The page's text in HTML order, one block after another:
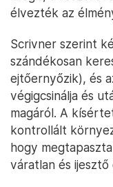
élvezték az
Scrivner szerint
szándékosan
ejtőernyőzik), és
végigcsinálja és
magáról. A
kontrollált
hogy
váratlan és